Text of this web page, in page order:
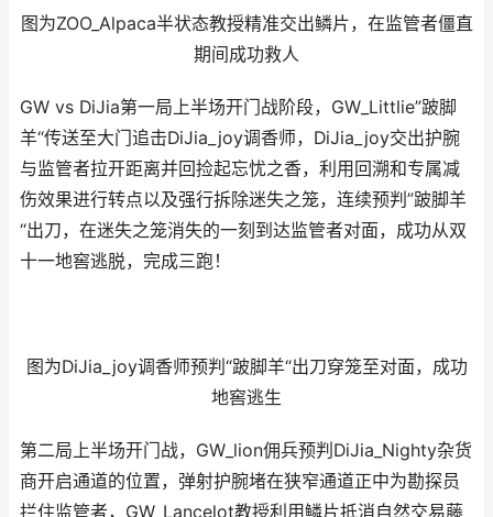
图为ZOO_Alpaca半状态教授精准交出鳞片，在监管者僵直
期间成功救人
GW vs DiJia第一局上半场开门战阶段，GW_Littlie”跛脚
羊“传送至大门追击DiJia_joy调香师，DiJia_joy交出护腕
与监管者拉开距离并回捡起忘忧之香，利用回溯和专属减
伤效果进行转点以及强行拆除迷失之笼，连续预判”跛脚羊
“出刀，在迷失之笼消失的一刻到达监管者对面，成功从双
十一地窖逃脱，完成三跑！
图为DiJia_joy调香师预判“跛脚羊“出刀穿笼至对面，成功
地窖逃生
第二局上半场开门战，GW_lion佣兵预判DiJia_Nighty杂货
商开启通道的位置，弹射护腕堵在狭窄通道正中为勘探员
拦住监管者，GW_Lancelot教授利用鳞片抵消自然交易藤